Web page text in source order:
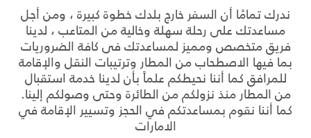
ندرك تمامًا أن السفر خارج بلدك خطوة كبيرة ، ومن أجل
مساعدتك على رحلة سهلة وخالية من المتاعب ، لدينا
فريق متخصص ومميز لمساعدتك فى كافة الضروريات
بما فيها الاصطحاب من المطار وترتيبات النقل والإقامة
للمرافق كما أننا نحيطكم علماً بأن لدينا خدمة استقبال
من المطار منذ نزولكم من الطائرة وحتى وصولكم إلينا.
كما أننا نقوم بمساعدتكم في الحجز وتسيير الإقامة في
الامارات